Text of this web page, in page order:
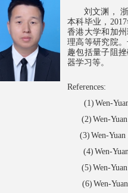
刘文渊，
本科毕业， 2017
香港大学和加
理高等研究院
趣包括量子阻
器学习等。
References:
(1) Wen-Y
(2) Wen-Yuan
(3) Wen-Yuan
(4) Wen-Yuan
(5) Wen-Yuan
(6) Wen-Yuan